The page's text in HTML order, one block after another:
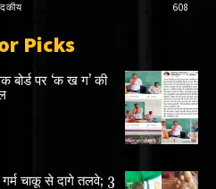
608
Picks
बोर्ड पर ‘क ख ग’ की
चाकू से दागे तलवे; 3